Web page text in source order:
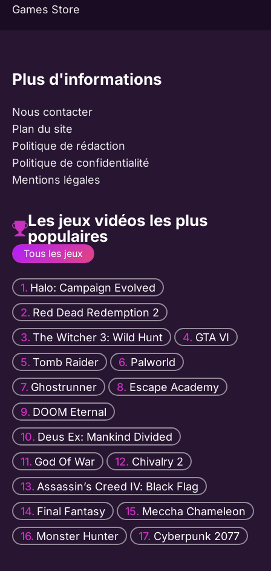
Games Store
Plus d'informations
Nous contacter
Plan du site
Politique de rédaction
Politique de confidentialité
Mentions légales
Les jeux vidéos les plus
populaires
Tous les jeux
Halo: Campaign Evolved
Red Dead Redemption 2
The Witcher 3: Wild Hunt
GTA VI
Tomb Raider
Palworld
Ghostrunner
Escape Academy
DOOM Eternal
Deus Ex: Mankind Divided
God Of War
Chivalry 2
Assassin’s Creed IV: Black Flag
Final Fantasy
Meccha Chameleon
Monster Hunter
Cyberpunk 2077